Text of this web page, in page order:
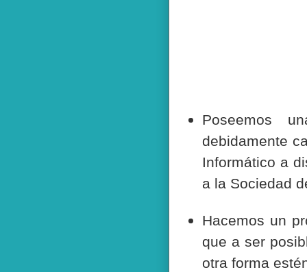
Poseemos
debidamente
Informático a
a la Sociedad
Hacemos un
que a ser
otra forma